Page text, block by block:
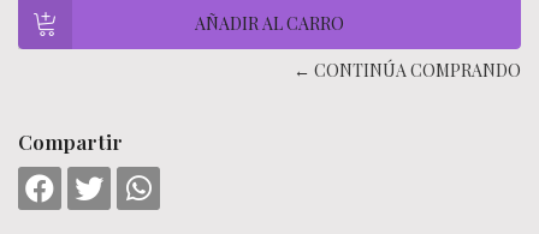
← CONTINÚA COMPRANDO
Compartir